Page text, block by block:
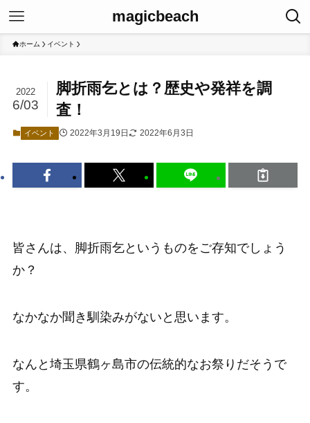
magicbeach
ホーム イベント
脚折雨乞とは？歴史や発祥を調
査！
2022
6/03
イベント 2022年3月19日 2022年6月3日
皆さんは、脚折雨乞というものをご存知でしょう
か？
なかなか聞き馴染みがないと思います。
なんと埼玉県鶴ヶ島市の伝統的なお祭りだそうで
す。